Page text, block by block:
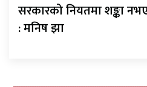
सरकारको नियतमा शङ्का
: मनिष झा